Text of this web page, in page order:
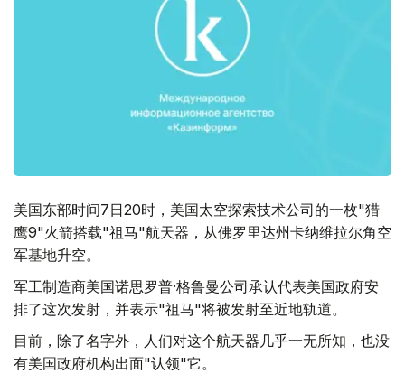
美国东部时间7日20时，美国太空探索技术公司的一枚"猎
鹰9"火箭搭载"祖马"航天器，从佛罗里达州卡纳维拉尔角空
军基地升空。
军工制造商美国诺思罗普·格鲁曼公司承认代表美国政府安
排了这次发射，并表示"祖马"将被发射至近地轨道。
目前，除了名字外，人们对这个航天器几乎一无所知，也没
有美国政府机构出面"认领"它。